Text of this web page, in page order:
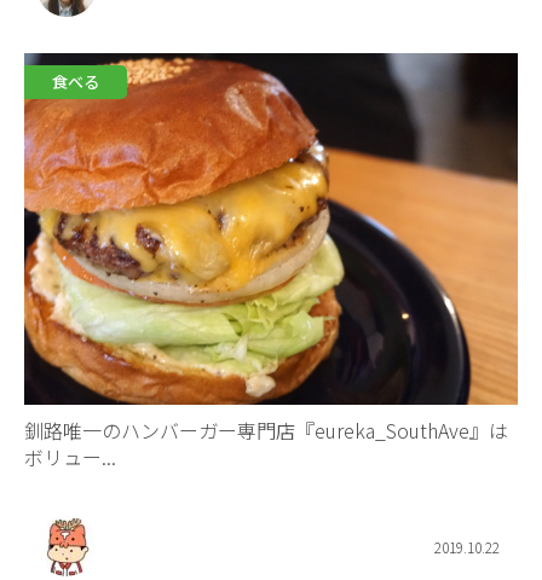
食べる
釧路唯一のハンバーガー専門店『eureka_SouthAve』は
ボリュー...
2019.10.22